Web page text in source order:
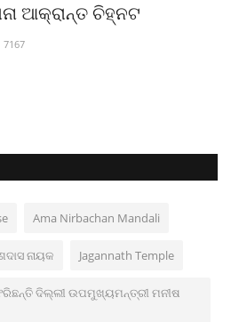
ଆକ୍ରାନ୍ତ ଚିହ୍ନଟ
7167
Ama Nirbachan Mandali
ନାୟକ Jagannath Temple
ଦିଲ୍ଲୀ ଉପମୁଖ୍ୟମନ୍ତ୍ରୀ ମନୀଷ